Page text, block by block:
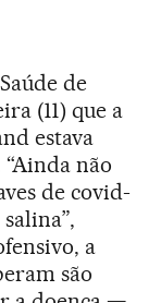
de
(11) que a
estava
não
de covid-
a
são